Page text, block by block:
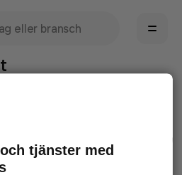
kan avhjälpa det.
i webbläsaren och försök igen
tjänster med